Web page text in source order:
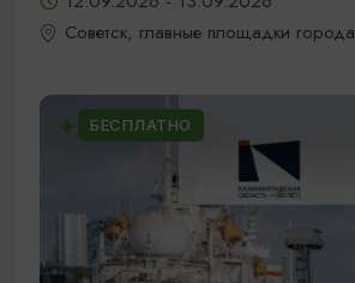
Советск, главные площадки города
БЕСПЛАТНО